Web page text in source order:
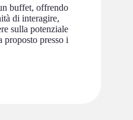
buffet, offrendo
di interagire,
sulla potenziale
proposto presso i